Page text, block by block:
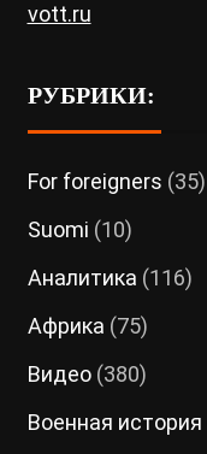
vott.ru
РУБРИКИ:
For foreigners (35)
Suomi (10)
Аналитика (116)
Африка (75)
Видео(380)
Военная история